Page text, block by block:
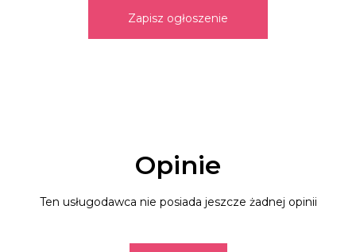
Zapisz ogłoszenie
Opinie
Ten usługodawca nie posiada jeszcze żadnej opinii